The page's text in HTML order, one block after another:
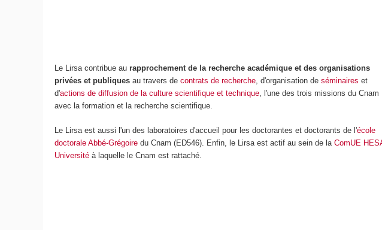
Le Lirsa contribue aurapprochement de la recherche académique et des organisations
privées et publiques au travers decontrats de recherche, d'organisation deséminaires et
d'actions de diffusion de la culture scientifique et technique, l'une des trois missions du Cnam
avec la formation et la recherche scientifique.
Le Lirsa est aussi l'un des laboratoires d'accueil pour les doctorantes et doctorants de l'école
doctorale Abbé-Grégoire du Cnam (ED546). Enfin, le Lirsa est actif au sein de laComUE
Université à laquelle le Cnam est rattaché.